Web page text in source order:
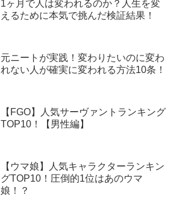
1ヶ月で人は変われるのか？人生を変
えるために本気で挑んだ検証結果！
元ニートが実践！変わりたいのに変わ
れない人が確実に変われる方法10条！
【FGO】人気サーヴァントランキング
TOP10！【男性編】
【ウマ娘】人気キャラクターランキン
グTOP10！圧倒的1位はあのウマ
娘！？